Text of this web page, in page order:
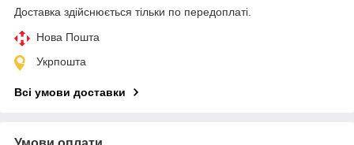
Доставка здійснюється тільки по передоплаті.
Нова Пошта
Укрпошта
Всі умови доставки